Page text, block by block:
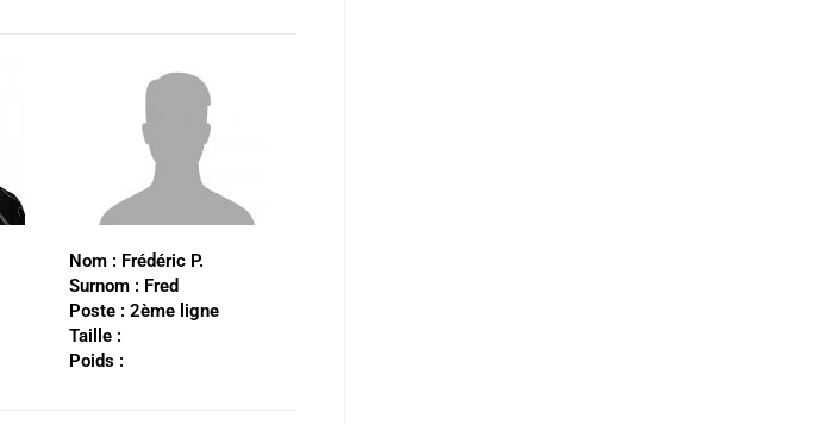
Nom : Frédéric P.
Surnom : Fred
Poste : 2ème ligne
Taille :
Poids :